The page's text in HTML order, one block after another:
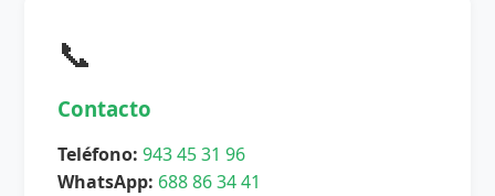
📞
Contacto
Teléfono: 943 45 31 96
WhatsApp: 688 86 34 41